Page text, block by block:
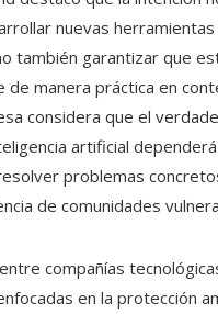
nuevas herramientas
también garantizar que
de manera práctica en
considera que el
artificial
problemas
de comunidades
compañías
en la protección